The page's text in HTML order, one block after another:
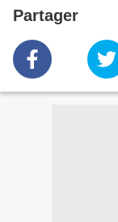
Partager